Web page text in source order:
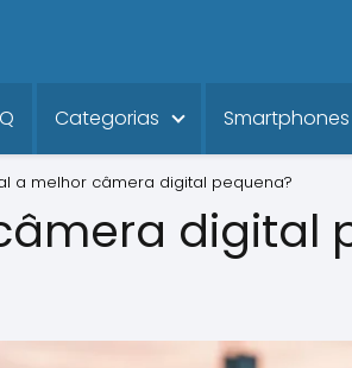
Categorias Smartphones
a melhor câmera digital pequena?
digital